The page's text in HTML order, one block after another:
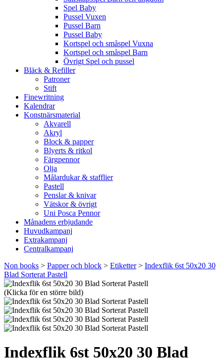
Spel Baby
Pussel Vuxen
Pussel Barn
Pussel Baby
Kortspel och småspel Vuxna
Kortspel och småspel Barn
Övrigt Spel och pussel
Bläck & Refiller
Patroner
Stift
Finewritning
Kalendrar
Konstnärsmaterial
Akvarell
Akryl
Block & papper
Blyerts & ritkol
Färgpennor
Olja
Målardukar & stafflier
Pastell
Penslar & knivar
Vätskor & övrigt
Uni Posca Pennor
Månadens erbjudande
Huvudkampanj
Extrakampanj
Centralkampanj
Non books > Papper och block > Etiketter> Indexflik 6st 50x20 30
Blad Sorterat Pastell
(Klicka för en större bild)
Indexflik 6st 50x20 30 Blad